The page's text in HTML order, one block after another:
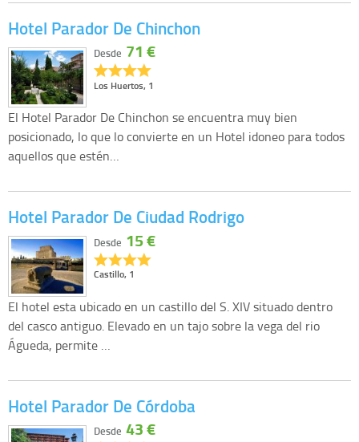
Hotel Parador De Chinchon
Los Huertos, 1
Desde 71 €
El Hotel Parador De Chinchon se encuentra muy bien
posicionado, lo que lo convierte en un Hotel idoneo para todos
aquellos que estén…
Hotel Parador De Ciudad Rodrigo
Castillo, 1
Desde 15 €
El hotel esta ubicado en un castillo del S. XIV situado dentro
del casco antiguo. Elevado en un tajo sobre la vega del rio
Águeda, permite …
Hotel Parador De Córdoba
Desde 43 €